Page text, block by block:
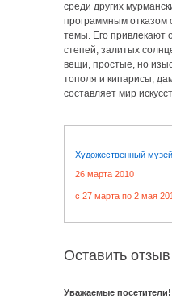
среди других
программным отказом
темы. Его привлекают
степей, залитых
вещи, простые, но
тополя и кипарисы,
составляет мир
Художественный музей
26 марта 2010
c 27 марта по 2 мая
Оставить отзыв
Уважаемые посетители!